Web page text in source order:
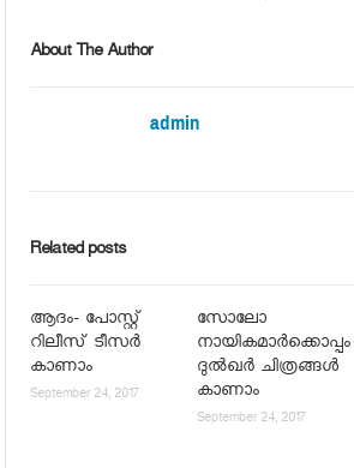
About The Author
admin
Related posts
ആദം- പോസ്റ്റ്
റിലീസ് ടീസര്‍
കാണാം
September 24, 2017
സോലോ
നായികമാര്‍ക്കൊപ്പം
ദുല്‍ഖര്‍ ചിത്രങ്ങള്‍
കാണാം
September 24, 2017